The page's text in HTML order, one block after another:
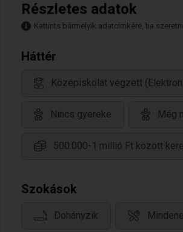
Részletes adatok
Kattints bármelyik adatcímkére, ha
Háttér
Középiskolát végzett
Nincs gyereke Még
500.000-1 millió Ft között
Szokások
Dohányzik